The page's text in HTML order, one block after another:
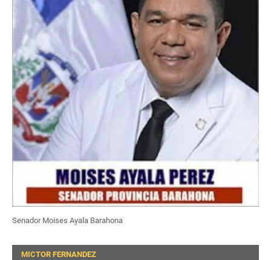
Senador Moises Ayala Barahona
MICTOR FERNANDEZ